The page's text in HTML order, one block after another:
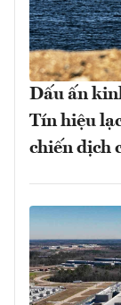
Dấu ấn
Tín hiệu
chiến dịch